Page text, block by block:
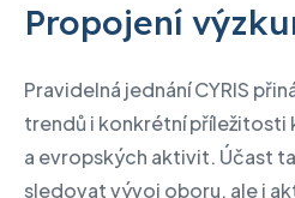
Propojení
Pravidelná jednání CYRIS
trendů i konkrétní příležitosti
a evropských aktivit. Účast
sledovat vývoj oboru, ale i